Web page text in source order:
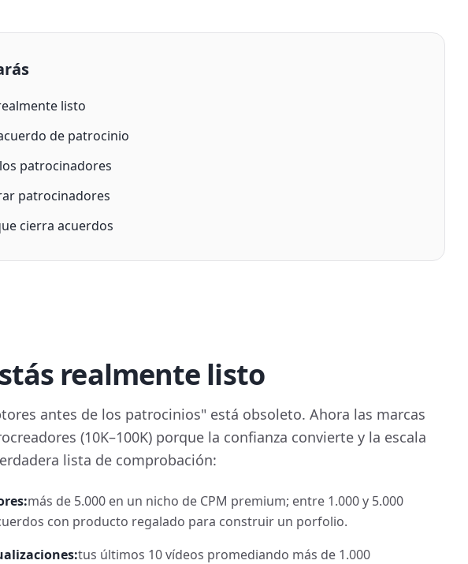
listo
de patrocinio
patrocinadores
patrocinadores
cierra acuerdos
realmente listo
antes de los patrocinios" está obsoleto. Ahora las marcas
(10K–100K) porque la confianza convierte y la escala
lista de comprobación:
más de 5.000 en un nicho de CPM premium; entre 1.000 y 5.000
con producto regalado para construir un porfolio.
tus últimos 10 vídeos promediando más de 1.000